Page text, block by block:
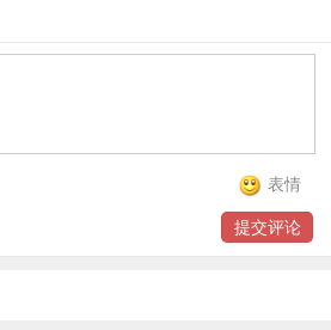
马财行CEO唐学庆看来，从内容
现。另外，‘57号文’规定，网贷
求针对风险发生时，‘如何做好投
此也表示称。作为广州本土的一家
广州的平台来说，这是一份很详
表情
提交评论